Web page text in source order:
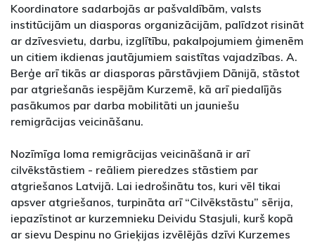
Koordinatore sadarbojās ar pašvaldībām, valsts
institūcijām un diasporas organizācijām, palīdzot risināt
ar dzīvesvietu, darbu, izglītību, pakalpojumiem ģimenēm
un citiem ikdienas jautājumiem saistītas vajadzības. A.
Berģe arī tikās ar diasporas pārstāvjiem Dānijā, stāstot
par atgriešanās iespējām Kurzemē, kā arī piedalījās
pasākumos par darba mobilitāti un jauniešu
remigrācijas veicināšanu.
Nozīmīga loma remigrācijas veicināšanā ir arī
cilvēkstāstiem - reāliem pieredzes stāstiem par
atgriešanos Latvijā. Lai iedrošinātu tos, kuri vēl tikai
apsver atgriešanos, turpināta arī “Cilvēkstāstu” sērija,
iepazīstinot ar kurzemnieku Deividu Stasjuli, kurš kopā
ar sievu Despinu no Grieķijas izvēlējās dzīvi Kurzemes